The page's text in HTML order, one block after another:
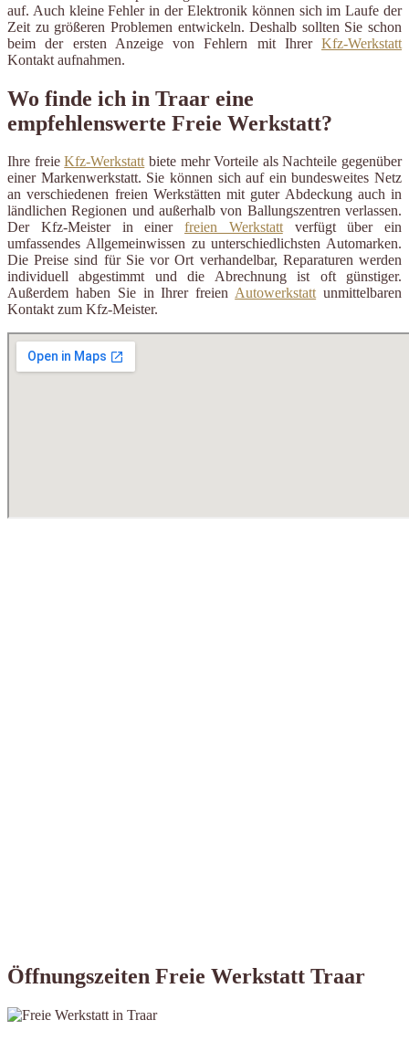
auf. Auch kleine Fehler in der Elektronik können sich im Laufe der
Zeit zu größeren Problemen entwickeln. Deshalb sollten Sie schon
beim der ersten Anzeige von Fehlern mit Ihrer Kfz-Werkstatt
Kontakt aufnahmen.
Wo finde ich in Traar eine
empfehlenswerte Freie Werkstatt?
Ihre freieKfz-Werkstattbiete mehr Vorteile als Nachteile gegenüber
einer Markenwerkstatt. Sie können sich auf ein bundesweites Netz
an verschiedenen freien Werkstätten mit guter Abdeckung auch in
ländlichen Regionen und außerhalb von Ballungszentren verlassen.
Der Kfz-Meister in einer freien Werkstattverfügt über ein
umfassendes Allgemeinwissen zu unterschiedlichsten Automarken.
Die Preise sind für Sie vor Ort verhandelbar, Reparaturen werden
individuell abgestimmt und die Abrechnung ist oft günstiger.
Außerdem haben Sie in Ihrer freienAutowerkstattunmittelbaren
Kontakt zum Kfz-Meister.
Öffnungszeiten Freie Werkstatt Traar